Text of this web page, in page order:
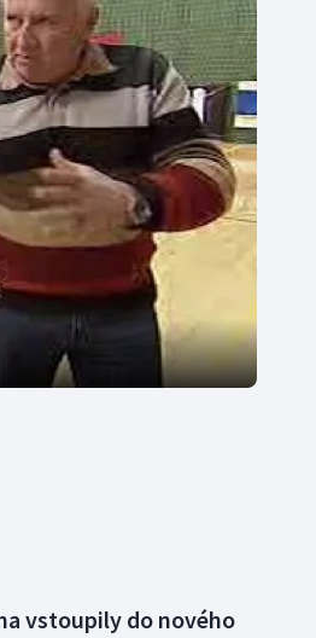
Triatlon
Veslování
Vodní slalom
Volejbal
Ostatní
vstoupily do nového